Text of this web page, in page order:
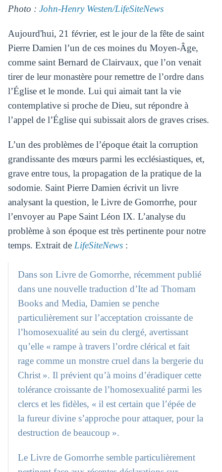
Photo : John-Henry Westen/LifeSiteNews
Aujourd'hui, 21 février, est le jour de la fête de saint
Pierre Damien l’un de ces moines du Moyen-Âge,
comme saint Bernard de Clairvaux, que l’on venait
tirer de leur monastère pour remettre de l’ordre dans
l’Église et le monde. Lui qui aimait tant la vie
contemplative si proche de Dieu, sut répondre à
l’appel de l’Église qui subissait alors de graves crises.
L’un des problèmes de l’époque était la corruption
grandissante des mœurs parmi les ecclésiastiques, et,
grave entre tous, la propagation de la pratique de la
sodomie. Saint Pierre Damien écrivit un livre
analysant la question, le Livre de Gomorrhe, pour
l’envoyer au Pape Saint Léon IX. L’analyse du
problème à son époque est très pertinente pour notre
temps. Extrait de LifeSiteNews :
Dans son Livre de Gomorrhe, récemment publié
dans une nouvelle traduction d’Ite ad Thomam
Books and Media, Damien se penche
particulièrement sur l’acceptation croissante de
l’homosexualité au sein du clergé, avertissant
qu’elle « rampe à travers l’ordre clérical et fait
rage comme un monstre cruel dans la bergerie du
Christ ». Il prévient qu’à moins d’éradiquer cette
tolérance croissante de l’homosexualité parmi les
clercs et les fidèles, « il est certain que l’épée de
la fureur divine s’approche pour attaquer, pour la
destruction de beaucoup ».
Le Livre de Gomorrhe semble particulièrement